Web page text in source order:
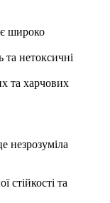
широко
та нетоксичні
та харчових
незрозуміла
стійкості та